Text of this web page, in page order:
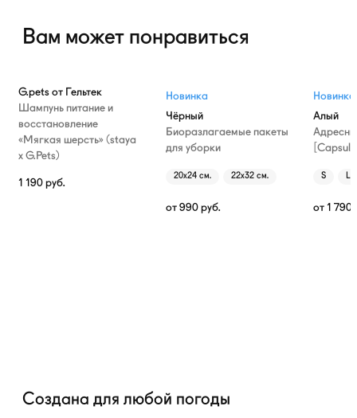
Вам может понравиться
G.pets от Гельтек
Шампунь питание и
восстановление
«Мягкая шерсть» (staya
х G.Pets)
1 190 руб.
Новинка
Чёрный
Биоразлагаемые пакеты
для уборки
20х24 см. 22х32 см.
от 990 руб.
Новинка
Алый
S L
от 1 790
Создана для любой погоды